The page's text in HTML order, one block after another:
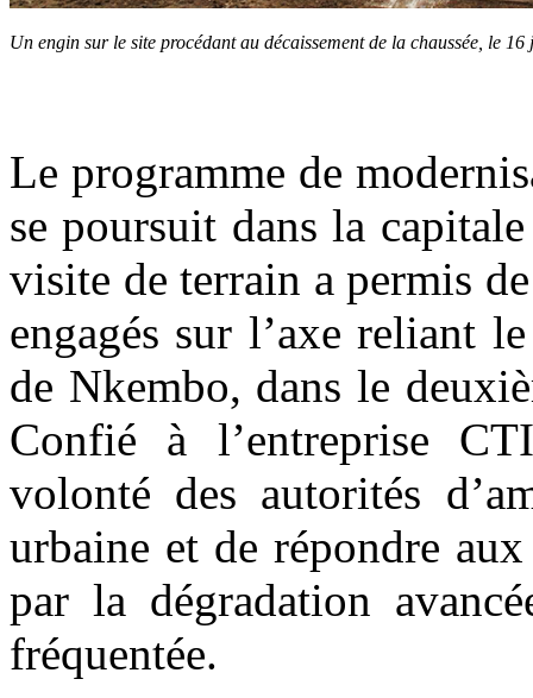
Un engin sur le site procédant au décaissement de la chaussée, le
Le programme de
se poursuit dans la
visite de terrain a permis
engagés sur l’axe reliant
de Nkembo, dans le
Confié à l’entreprise
volonté des autorités
urbaine et de répondre
par la dégradation
fréquentée.